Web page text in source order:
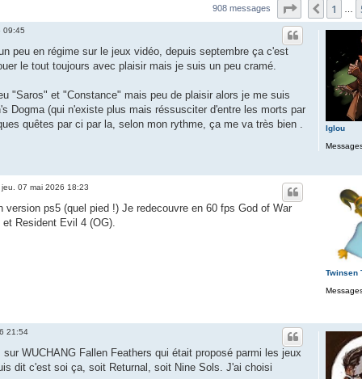
908 messages Page 59 sur
1
Iglou
09:45
peu en régime sur le jeux vidéo, depuis septembre ça c'est
le tout toujours avec plaisir mais je suis un peu cramé.
"Saros" et "Constance" mais peu de plaisir alors je me suis
Dogma (qui n'existe plus mais réssusciter d'entre les morts par
quêtes par ci par la, selon mon rythme, ça me va très bien .
Twinsen
jeu. 07 mai 2026 18:23
version ps5 (quel pied !) Je redecouvre en 60 fps God of War
Resident Evil 4 (OG).
21:54
WUCHANG Fallen Feathers qui était proposé parmi les jeux
dit c'est soi ça, soit Returnal, soit Nine Sols. J'ai choisi